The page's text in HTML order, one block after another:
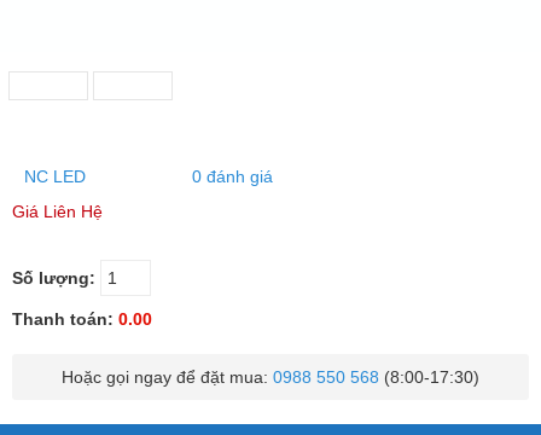
NC LED
0 đánh giá
Giá Liên Hệ
Số lượng:
Thanh toán: 0.00
Hoặc gọi ngay để đặt mua: 0988 550 568 (8:00-17:30)